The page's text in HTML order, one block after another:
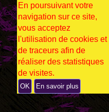
En poursuivant votre
navigation sur ce site,
vous acceptez
l'utilisation de cookies et
de traceurs afin de
réaliser des statistiques
de visites.
OK En savoir plus